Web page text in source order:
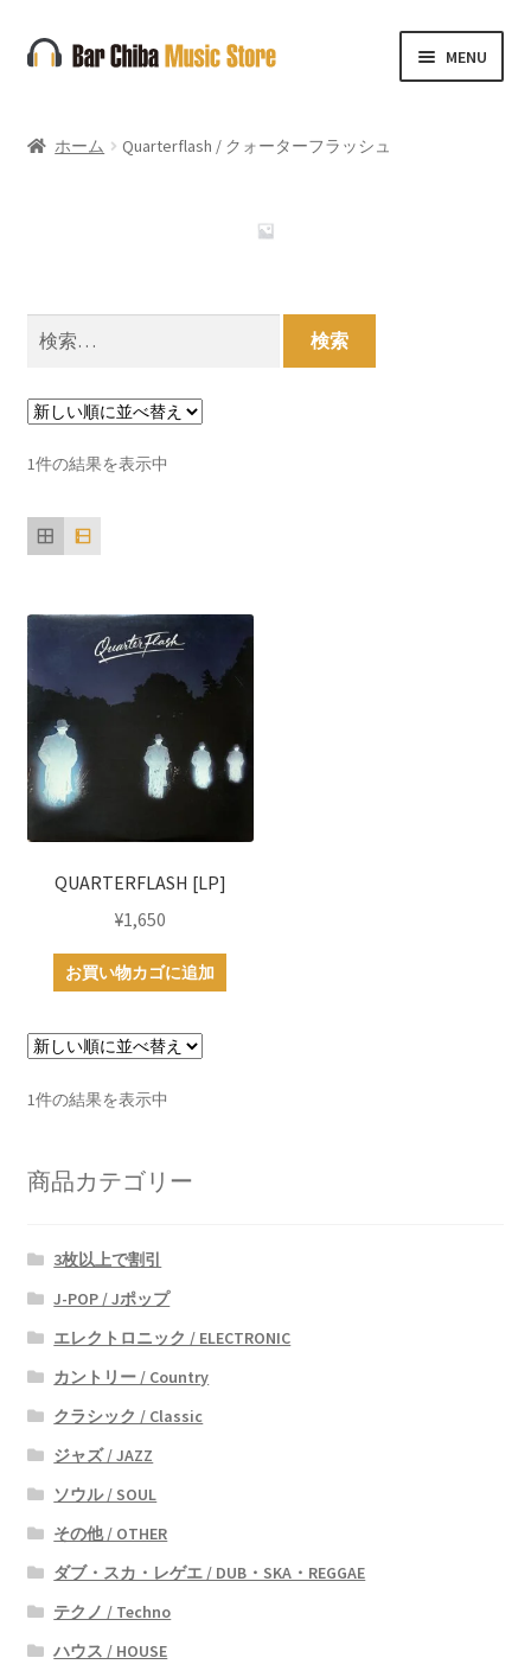
ナ
ビ
ー
キ
ッ
コ
ン
ン
プ
MENU
ホーム Quarterflash / クォーターフラッシュ
検
索:
1件の結果を表示中
QUARTERFLASH [LP]
¥1,650
お買い物カゴに追加
1件の結果を表示中
商品カテゴリー
3枚以上で割引
J-POP / Jポップ
エレクトロニック / ELECTRONIC
カントリー / Country
クラシック / Classic
ジャズ / JAZZ
ソウル / SOUL
その他 / OTHER
ダブ・スカ・レゲエ / DUB・SKA・REGGAE
テクノ / Techno
ハウス / HOUSE